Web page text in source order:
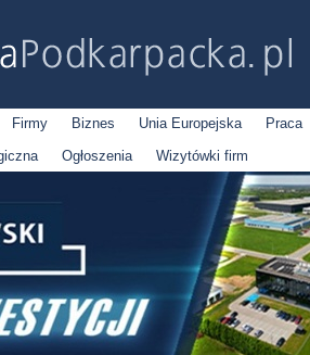
Firmy Biznes Unia Europejska Praca
Ogłoszenia Wizytówki firm